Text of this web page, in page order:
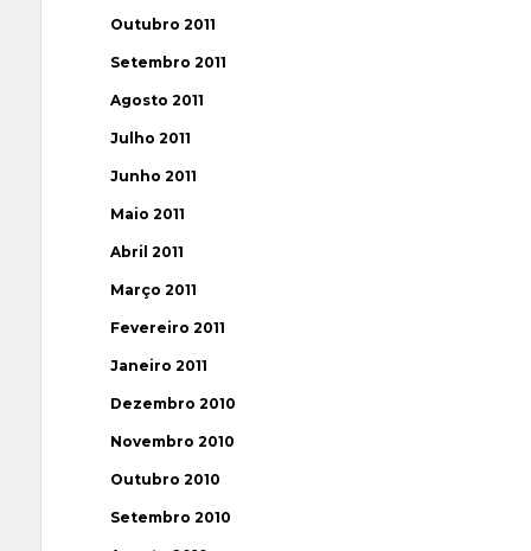
Outubro 2011
Setembro 2011
Agosto 2011
Julho 2011
Junho 2011
Maio 2011
Abril 2011
Março 2011
Fevereiro 2011
Janeiro 2011
Dezembro 2010
Novembro 2010
Outubro 2010
Setembro 2010